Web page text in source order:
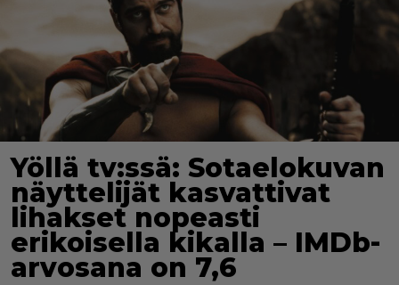
Yöllä tv:ssä: Sotaelokuvan
näyttelijät kasvattivat
lihakset nopeasti
erikoisella kikalla – IMDb-
arvosana on 7,6